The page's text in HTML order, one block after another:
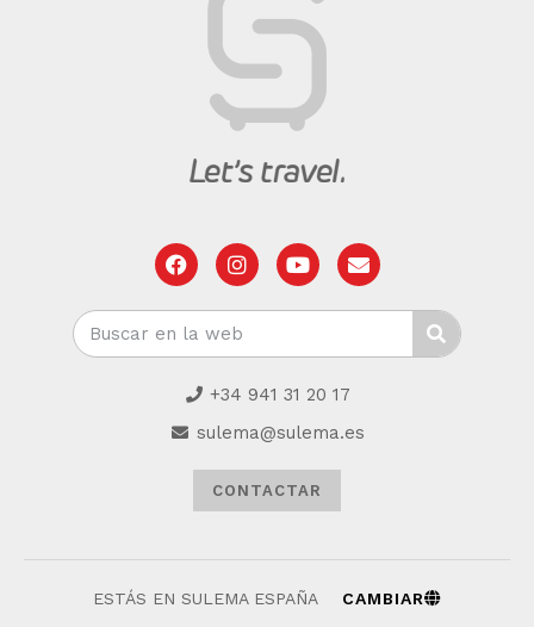
+34 941 31 20 17
sulema@sulema.es
CONTACTAR
ESTÁS EN SULEMA ESPAÑA CAMBIAR